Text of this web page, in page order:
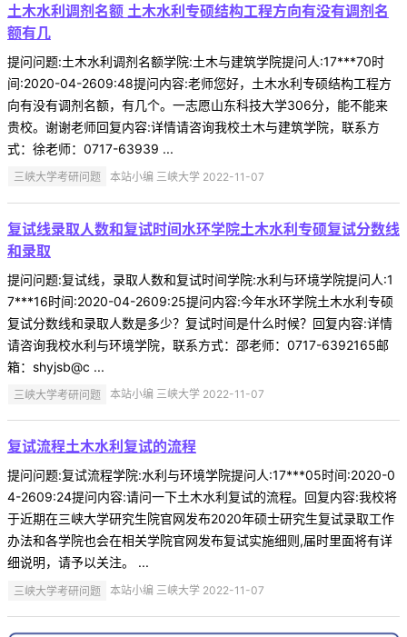
土木水利调剂名额 土木水利专硕结构工程方向有没有调剂名
额有几
提问问题:土木水利调剂名额学院:土木与建筑学院提问人:17***70时
间:2020-04-2609:48提问内容:老师您好，土木水利专硕结构工程方
向有没有调剂名额，有几个。一志愿山东科技大学306分，能不能来
贵校。谢谢老师回复内容:详情请咨询我校土木与建筑学院，联系方
式：徐老师：0717-63939 ...
三峡大学考研问题 本站小编 三峡大学 2022-11-07
复试线录取人数和复试时间水环学院土木水利专硕复试分数线
和录取
提问问题:复试线，录取人数和复试时间学院:水利与环境学院提问人:1
7***16时间:2020-04-2609:25提问内容:今年水环学院土木水利专硕
复试分数线和录取人数是多少？复试时间是什么时候？回复内容:详情
请咨询我校水利与环境学院，联系方式：邵老师：0717-6392165邮
箱：shyjsb@c ...
三峡大学考研问题 本站小编 三峡大学 2022-11-07
复试流程土木水利复试的流程
提问问题:复试流程学院:水利与环境学院提问人:17***05时间:2020-0
4-2609:24提问内容:请问一下土木水利复试的流程。回复内容:我校将
于近期在三峡大学研究生院官网发布2020年硕士研究生复试录取工作
办法和各学院也会在相关学院官网发布复试实施细则,届时里面将有详
细说明，请予以关注。 ...
三峡大学考研问题 本站小编 三峡大学 2022-11-07